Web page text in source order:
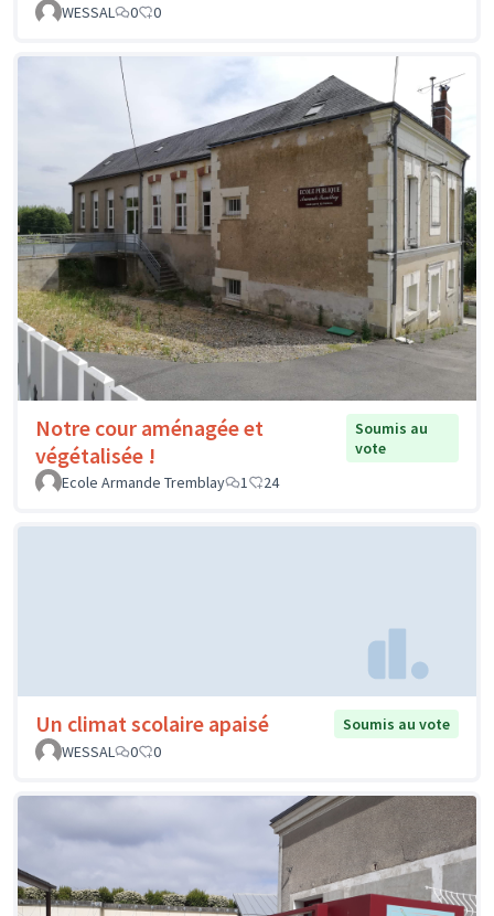
WESSAL
0 0
Notre cour aménagée et
végétalisée !
Soumis au
vote
Ecole Armande Tremblay
1 24
Un climat scolaire apaisé
Soumis au vote
WESSAL
0 0